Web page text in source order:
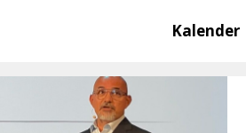
Kalender